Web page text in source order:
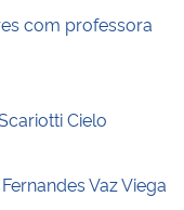
com professora
Cielo
Vaz Viega